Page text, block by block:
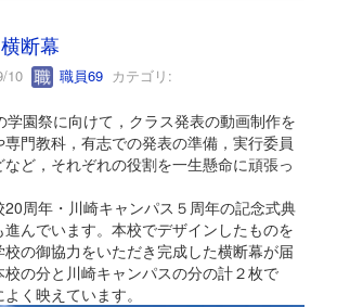
断幕
10 職員69 カテゴリ:
園祭に向けて，クラス発表の動画制作を
門教科，有志での発表の準備，実行委員
など，それぞれの役割を一生懸命に頑張っ
周年・川崎キャンパス５周年の記念式典
んでいます。本校でデザインしたものを
の御協力をいただき完成した横断幕が届
校の分と川崎キャンパスの分の計２枚で
く映えています。